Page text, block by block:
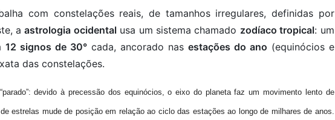
com constelações reais, de tamanhos irregulares, definidas por
aastrologia ocidentalusa um sistema chamado zodíaco tropical: um
12 signos de 30°cada, ancorado nas estações do ano (equinócios e
das constelações.
devido à precessão dos equinócios, o eixo do planeta faz um movimento lento de
estrelas mude de posição em relação ao ciclo das estações ao longo de milhares de anos.